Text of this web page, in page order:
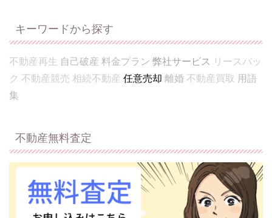
キーワードから探す
不動産再生 自己破産 料金プラン 弊社サービス
リースバッ
ク 不動産競売 相続不動産 任意売却 離婚 不動産買取 用語
集
不動産無料査定